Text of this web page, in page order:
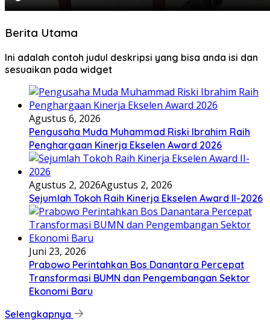
Berita Utama
Ini adalah contoh judul deskripsi yang bisa anda isi dan
sesuaikan pada widget
Agustus 6, 2026
Pengusaha Muda Muhammad Riski Ibrahim Raih
Penghargaan Kinerja Ekselen Award 2026
Agustus 2, 2026Agustus 2, 2026
Sejumlah Tokoh Raih Kinerja Ekselen Award II-2026
Juni 23, 2026
Prabowo Perintahkan Bos Danantara Percepat
Transformasi BUMN dan Pengembangan Sektor
Ekonomi Baru
Selengkapnya